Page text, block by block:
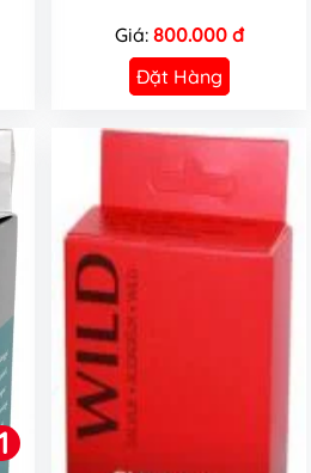
Giá: 800.000 đ
Đặt Hàng